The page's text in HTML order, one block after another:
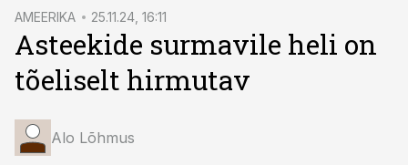
AMEERIKA 25.11.24, 16:11
Asteekide surmavile heli on
tõeliselt hirmutav
Alo Lõhmus